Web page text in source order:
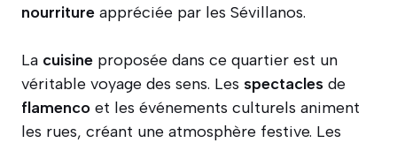
nourriture appréciée par les Sévillanos.
La cuisine proposée dans ce quartier est un
véritable voyage des sens. Les spectacles de
flamenco et les événements culturels animent
les rues, créant une atmosphère festive. Les